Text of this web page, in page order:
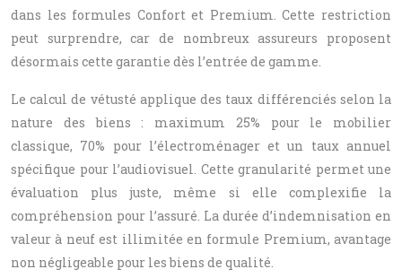
dans les formules Confort et Premium. Cette restriction
peut surprendre, car de nombreux assureurs proposent
désormais cette garantie dès l’entrée de gamme.
Le calcul de vétusté applique des taux différenciés selon la
nature des biens : maximum 25% pour le mobilier
classique, 70% pour l’électroménager et un taux annuel
spécifique pour l’audiovisuel. Cette granularité permet une
évaluation plus juste, même si elle complexifie la
compréhension pour l’assuré. La durée d’indemnisation en
valeur à neuf est illimitée en formule Premium, avantage
non négligeable pour les biens de qualité.